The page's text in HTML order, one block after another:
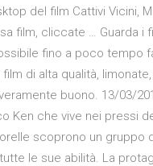
del film Cattivi Vicini,
film, cliccate … Guarda i
fino a poco tempo
di alta qualità,
buono. 13/03/
Ken che vive nei pressi
scoprono un gruppo
le sue abilità. La